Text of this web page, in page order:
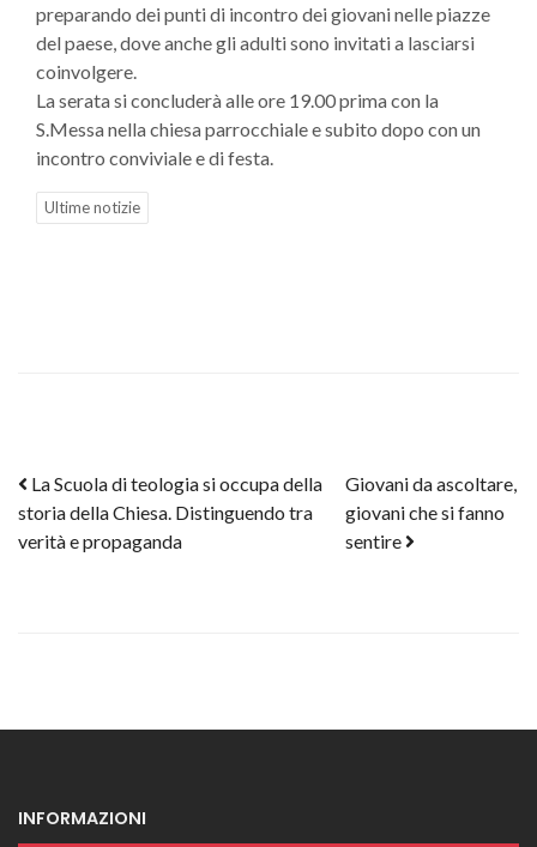
preparando dei punti di incontro dei giovani nelle piazze
del paese, dove anche gli adulti sono invitati a lasciarsi
coinvolgere.
La serata si concluderà alle ore 19.00 prima con la
S.Messa nella chiesa parrocchiale e subito dopo con un
incontro conviviale e di festa.
Ultime notizie
Post navigation
La Scuola di teologia si occupa della
storia della Chiesa. Distinguendo tra
verità e propaganda
Giovani da ascoltare,
giovani che si fanno
sentire
INFORMAZIONI